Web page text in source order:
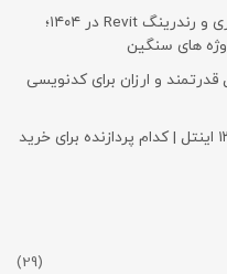
راهنمای خرید لپ تاپ مخصوص معماری و رندرینگ Revit در ۱۴۰۴؛
های سنگین
نویسی اقتصادی | ۱۰ مدل قدرتمند و ارزان برای کدنویسی
تفاوت لپتاپ های Core Ultra با نسل ۱۳ اینتل | کدام پردازنده برای خرید
(29)